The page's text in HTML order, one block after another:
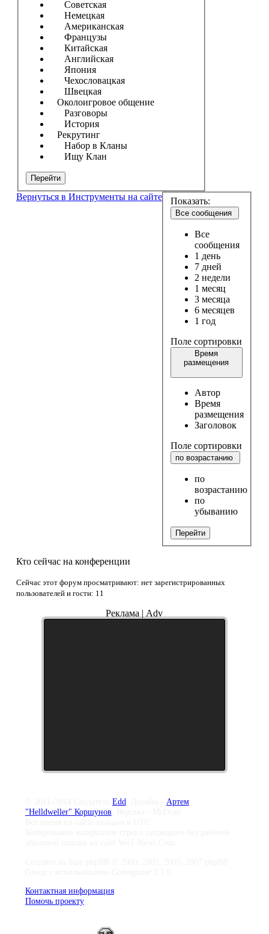
Советская
Немецкая
Американская
Французы
Китайская
Английская
Япония
Чехословацкая
Швецкая
Околоигровое общение
Разговоры
История
Рекрутинг
Набор в Кланы
Ищу Клан
Перейти
Вернуться в Инструменты на сайте Показать:
Все сообщения
Все
сообщения
1 день
7 дней
2 недели
1 месяц
3 месяца
6 месяцев
1 год
Поле сортировки
Время
размещения
Автор
Время
размещения
Заголовок
Поле сортировки
по возрастанию
по
возрастанию
по
убыванию
Перейти
Кто сейчас на конференции
Сейчас этот форум просматривают: нет зарегистрированных
пользователей и гости: 11
Реклама | Adv
Edd, Дизайн - Артем
"Helldweller" Коршунов
Контактная информация
Помочь проекту